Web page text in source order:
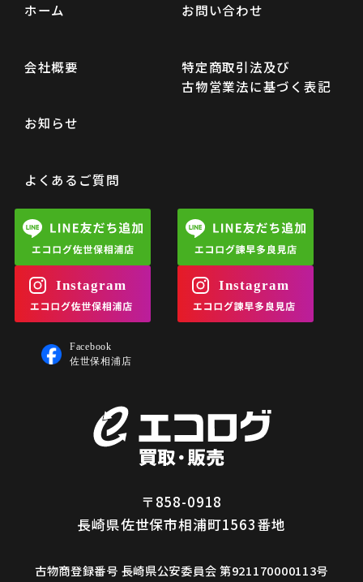
ホーム
会社概要
お知らせ
よくあるご質問
お問い合わせ
特定商取引法及び
古物営業法に基づく表記
〒858-0918
長崎県佐世保市相浦町1563番地
古物商登録番号 長崎県公安委員会 第921170000113号